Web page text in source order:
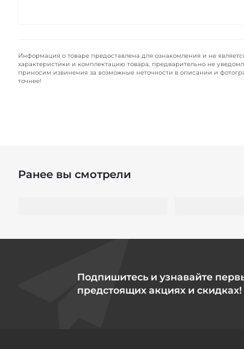
Информация о товаре предоставлена для ознакомления и не
характеристики и комплектацию товара, предварительно не
приносим извинения за возможные неточности в описании и
точнее!
Ранее вы смотрели
Подпишитесь и узнавайте
предстоящих акциях и скидках!